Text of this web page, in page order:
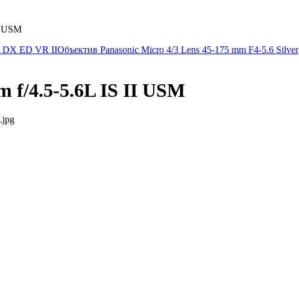
DX ED VR IIОбъектив Panasonic Micro 4/3 Lens 45-175 mm F4-5.6 Silver
f/4.5-5.6L IS II USM